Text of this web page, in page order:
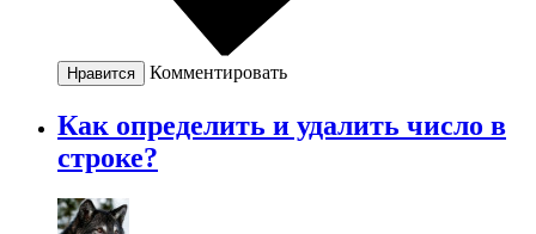
Нравится Комментировать
Как определить и удалить число в
строке?